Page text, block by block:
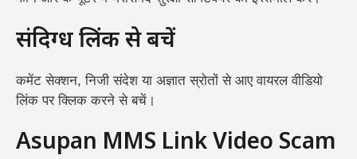
संदिग्ध लिंक से बचें
कमेंट सेक्शन, निजी संदेश या अज्ञात स्रोतों से आए वायरल वीडियो
लिंक पर क्लिक करने से बचें।
Asupan MMS Link Video Scam